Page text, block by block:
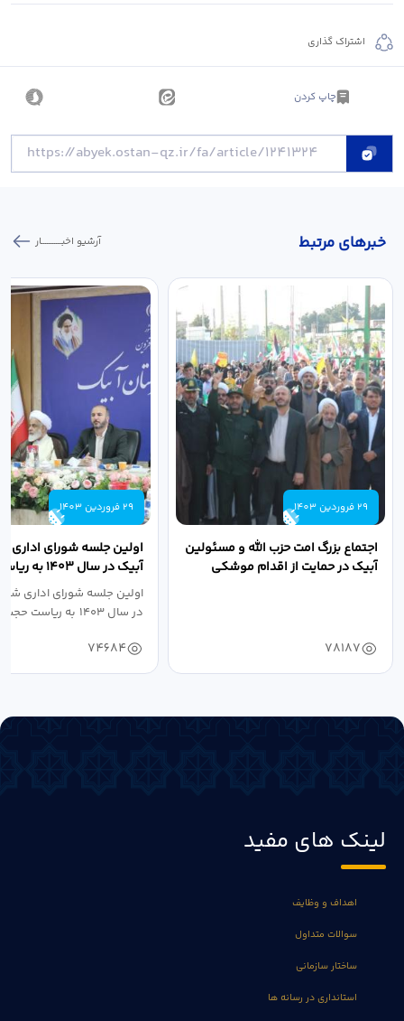
اشتراک گذاری
چاپ کردن
خبر‌های مرتبط آرشیو اخبـــــــــــار
29 فروردین 1403
اجتماع بزرگ امت حزب الله و مسئولین
آبیک در حمایت از اقدام موشکی
78187
29 فروردین 1403
اولین جلسه شورای اداری
آبیک در سال
اله مددخانی...
اولین جلسه شورای اداری
در سال ۱۴۰۳ به ریاست حجت اله...
74684
لینک های مفید
اهداف و وظایف
سوالات متداول
ساختار سازمانی
استانداری در رسانه ها